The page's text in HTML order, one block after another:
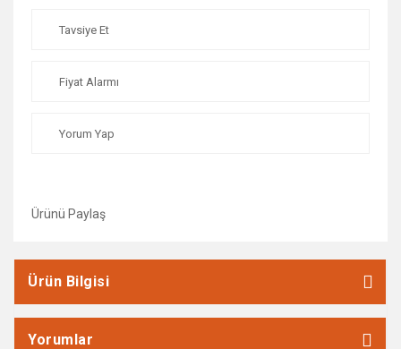
Tavsiye Et
Fiyat Alarmı
Yorum Yap
Ürünü Paylaş
Ürün Bilgisi
Yorumlar